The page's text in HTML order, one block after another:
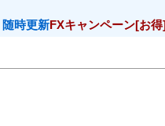
随時更新FXキャンペーン[お